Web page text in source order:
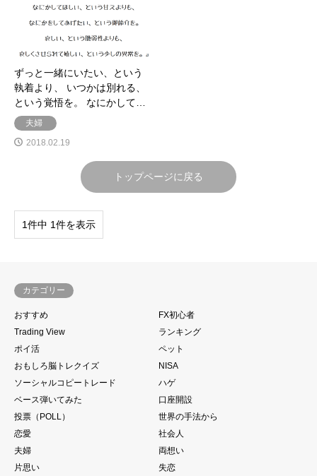
ずっと一緒にいたい、という
執着より、 いつかは別れる、
という覚悟を。 なにかして…
夫婦
2018.02.19
トップページに戻る
1件中 1件を表示
カテゴリー
おすすめ
FX初心者
Trading View
ランキング
ポイ活
ペット
おもしろ脳トレクイズ
NISA
ソーシャルコピートレード
ハゲ
ベース弾いてみた
口座開設
投票（POLL）
世界の手法から
恋愛
社会人
夫婦
両想い
片思い
失恋